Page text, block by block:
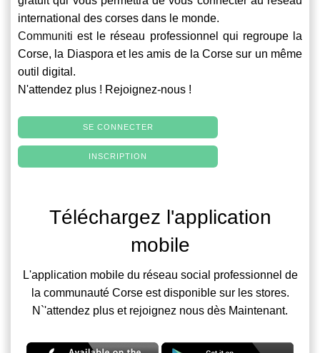
international des corses dans le monde.
Communiti est le réseau professionnel qui regroupe la
Corse, la Diaspora et les amis de la Corse sur un même
outil digital.
N'attendez plus ! Rejoignez-nous !
SE CONNECTER
INSCRIPTION
Téléchargez l'application
mobile
L'application mobile du réseau social professionnel de
la communauté Corse est disponible sur les stores.
N`'attendez plus et rejoignez nous dès Maintenant.